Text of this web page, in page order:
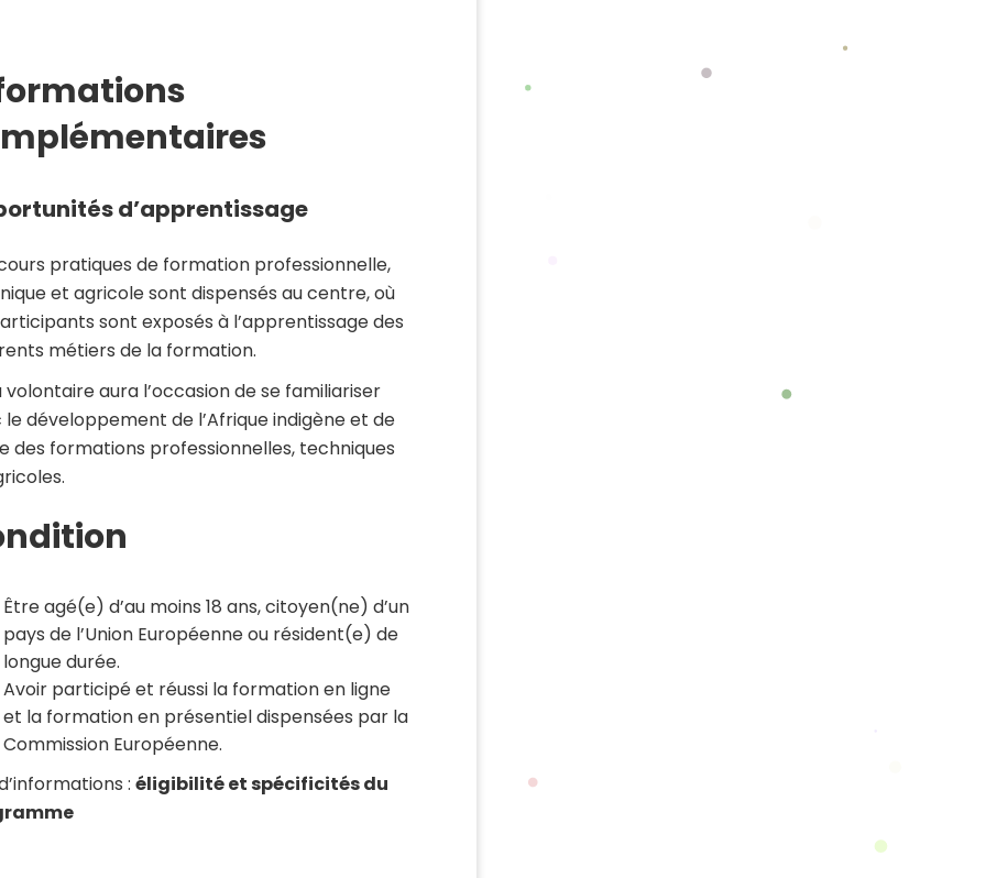
d’apprentissage
pratiques de formation professionnelle,
et agricole sont dispensés au centre, où
sont exposés à l’apprentissage des
métiers de la formation.
volontaire aura l’occasion de se familiariser
le développement de l’Afrique indigène et de
des formations professionnelles, techniques
Être agé(e) d’au moins 18 ans, citoyen(ne) d’un
pays de l’Union Européenne ou résident(e) de
longue durée.
Avoir participé et réussi la formation en ligne
et la formation en présentiel dispensées par la
Commission Européenne.
: éligibilité et spécificités du